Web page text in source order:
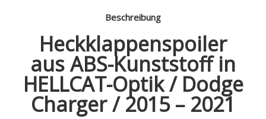
Beschreibung
Heckklappenspoiler
aus ABS-Kunststoff in
HELLCAT-Optik / Dodge
Charger / 2015 – 2021